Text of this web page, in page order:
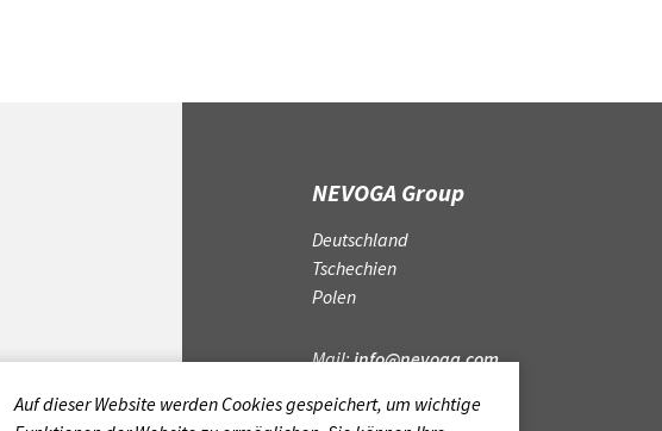
Auf dieser Website werden Cookies gespeichert, um wichtige
NEVOGA Group
Deutschland
Tschechien
Polen
Mail:info@nevoga.com
KONTAKT